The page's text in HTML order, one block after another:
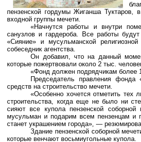
пензенской гордумыЖиганша Туктаров, в
входной группы мечети.
«Начнутся работы и внутри
санузлов и гардероба. Все работы
«Сияние» и мусульманской
собеседник агентства.
Он добавил, что на данный
которые пожертвовали около 2 тыс.
«Фонд должен подрядчикам
Председатель правления
средств на строительство мечети.
«Особенно хочется отметить
строительства, когда еще не было ни
сияют все купола пензенской
мусульман и подарим всем пензенцам и
станет украшением города», —
Здание пензенской соборной
которые венчают восьмиугольные купола.